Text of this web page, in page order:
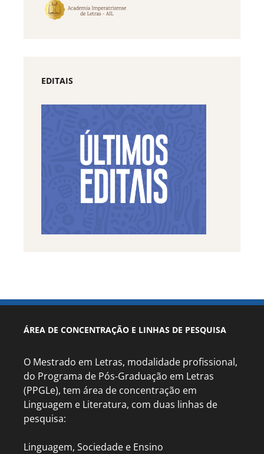
EDITAIS
ÁREA DE CONCENTRAÇÃO E LINHAS DE PESQUISA
O Mestrado em Letras, modalidade profissional,
do Programa de Pós-Graduação em Letras
(PPGLe), tem área de concentração em
Linguagem e Literatura, com duas linhas de
pesquisa:
Linguagem, Sociedade e Ensino